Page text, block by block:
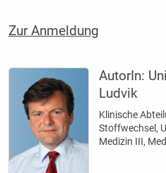
Zur Anmeldung
AutorIn:
Ludvik
Klinische
Stoffwechsel,
Medizin III,